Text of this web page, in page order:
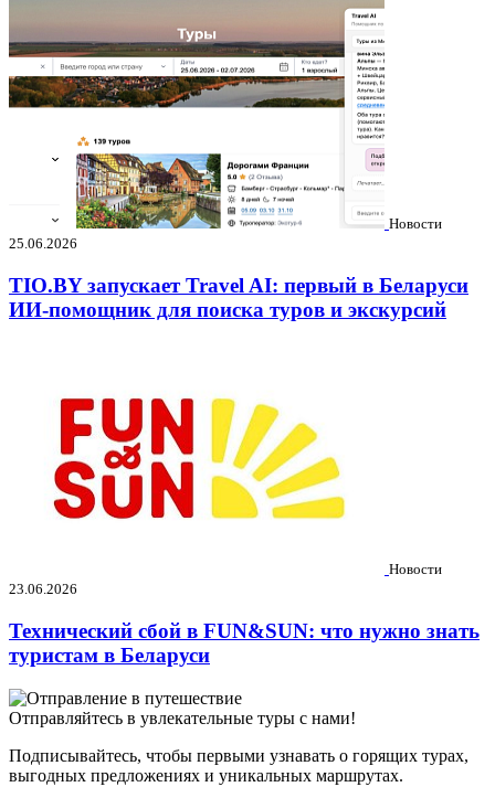
Новости
25.06.2026
TIO.BY запускает Travel AI: первый в Беларуси
ИИ-помощник для поиска туров и экскурсий
Новости
23.06.2026
Технический сбой в FUN&SUN: что нужно знать
туристам в Беларуси
Отправляйтесь в увлекательные туры с нами!
Подписывайтесь, чтобы первыми узнавать о горящих турах,
выгодных предложениях и уникальных маршрутах.